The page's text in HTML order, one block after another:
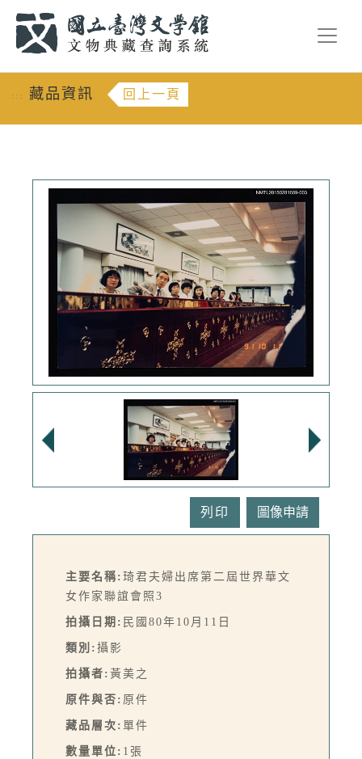
::: 藏品資訊 回上一頁
列印
主要名稱: 琦君夫婦出席第二屆世界華文
女作家聯誼會照3
拍攝日期: 民國80年10月11日
類別: 攝影
拍攝者: 黃美之
原件與否: 原件
藏品層次: 單件
數量單位: 1張